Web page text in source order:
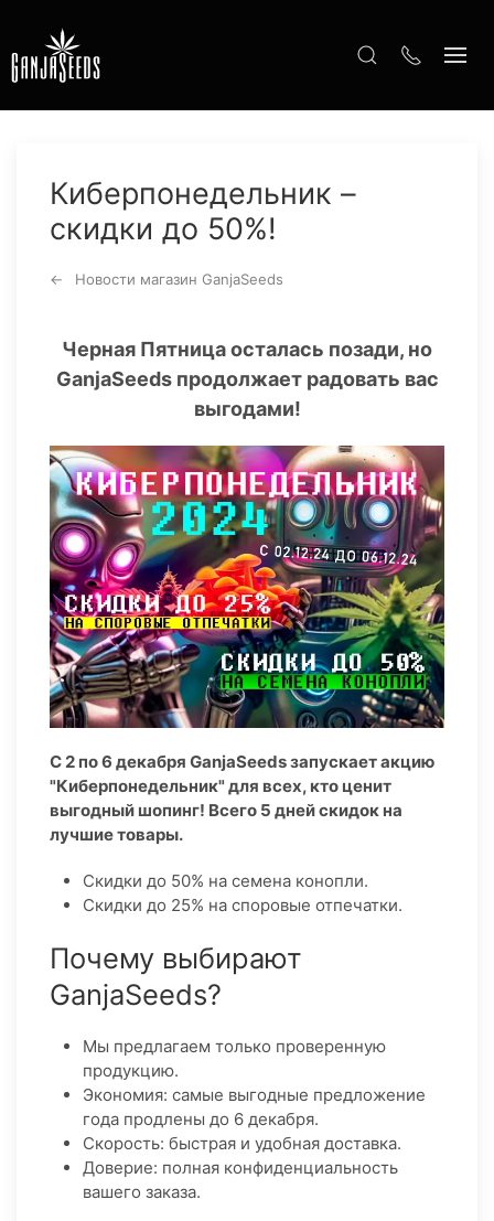
Киберпонедельник –
скидки до 50%!
Новости магазин GanjaSeeds
Черная Пятница осталась позади, но
GanjaSeeds продолжает радовать вас
выгодами!
С 2 по 6 декабря GanjaSeeds запускает акцию
"Киберпонедельник" для всех, кто ценит
выгодный шопинг! Всего 5 дней скидок на
лучшие товары.
Скидки до 50% на семена конопли.
Скидки до 25% на споровые отпечатки.
Почему выбирают
GanjaSeeds?
Мы предлагаем только проверенную
продукцию.
Экономия: самые выгодные предложение
года продлены до 6 декабря.
Скорость: быстрая и удобная доставка.
Доверие: полная конфиденциальность
вашего заказа.